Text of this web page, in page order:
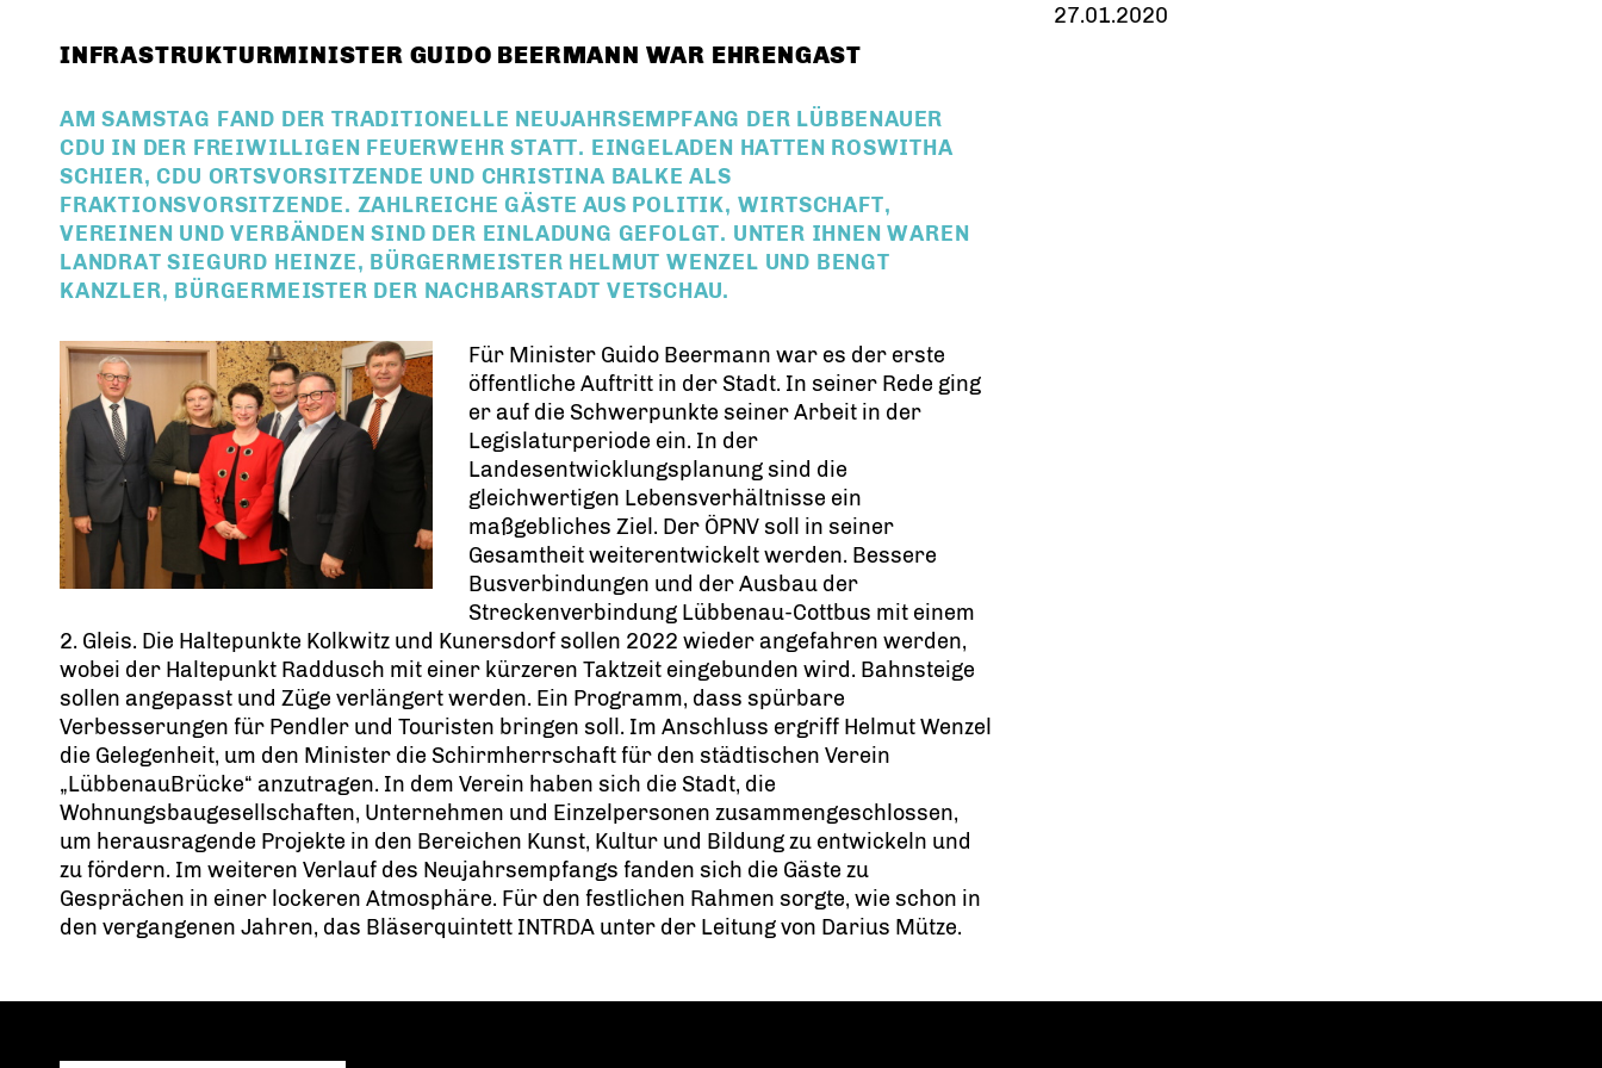
INFRASTRUKTURMINISTER GUIDO BEERMANN WAR EHRENGAST
AM SAMSTAG FAND DER TRADITIONELLE NEUJAHRSEMPFANG DER LÜBBENAUER
CDU IN DER FREIWILLIGEN FEUERWEHR STATT. EINGELADEN HATTEN ROSWITHA
SCHIER, CDU ORTSVORSITZENDE UND CHRISTINA BALKE ALS
FRAKTIONSVORSITZENDE. ZAHLREICHE GÄSTE AUS POLITIK, WIRTSCHAFT,
VEREINEN UND VERBÄNDEN SIND DER EINLADUNG GEFOLGT. UNTER IHNEN WAREN
LANDRAT SIEGURD HEINZE, BÜRGERMEISTER HELMUT WENZEL UND BENGT
KANZLER, BÜRGERMEISTER DER NACHBARSTADT VETSCHAU.
Für Minister Guido Beermann war es der erste
öffentliche Auftritt in der Stadt. In seiner Rede ging
er auf die Schwerpunkte seiner Arbeit in der
Legislaturperiode ein. In der
Landesentwicklungsplanung sind die
gleichwertigen Lebensverhältnisse ein
maßgebliches Ziel. Der ÖPNV soll in seiner
Gesamtheit weiterentwickelt werden. Bessere
Busverbindungen und der Ausbau der
Streckenverbindung Lübbenau-Cottbus mit einem
2. Gleis. Die Haltepunkte Kolkwitz und Kunersdorf sollen 2022 wieder angefahren werden,
wobei der Haltepunkt Raddusch mit einer kürzeren Taktzeit eingebunden wird. Bahnsteige
sollen angepasst und Züge verlängert werden. Ein Programm, dass spürbare
Verbesserungen für Pendler und Touristen bringen soll. Im Anschluss ergriff Helmut Wenzel
die Gelegenheit, um den Minister die Schirmherrschaft für den städtischen Verein
LübbenauBrücke“ anzutragen. In dem Verein haben sich die Stadt, die
Wohnungsbaugesellschaften, Unternehmen und Einzelpersonen zusammengeschlossen,
um herausragende Projekte in den Bereichen Kunst, Kultur und Bildung zu entwickeln und
zu fördern. Im weiteren Verlauf des Neujahrsempfangs fanden sich die Gäste zu
Gesprächen in einer lockeren Atmosphäre. Für den festlichen Rahmen sorgte, wie schon in
den vergangenen Jahren, das Bläserquintett INTRDA unter der Leitung von Darius Mütze.
27.01.2020